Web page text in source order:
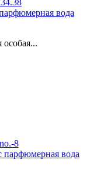
вода
особая...
парфюмерная вода